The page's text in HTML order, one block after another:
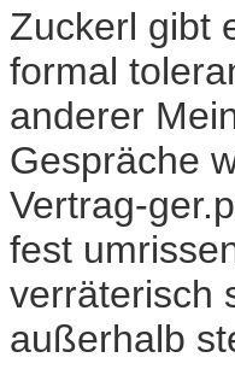
Zuckerl gibt
formal
anderer
Gespräche
Vertrag-
fest
verräterisch
außerhalb